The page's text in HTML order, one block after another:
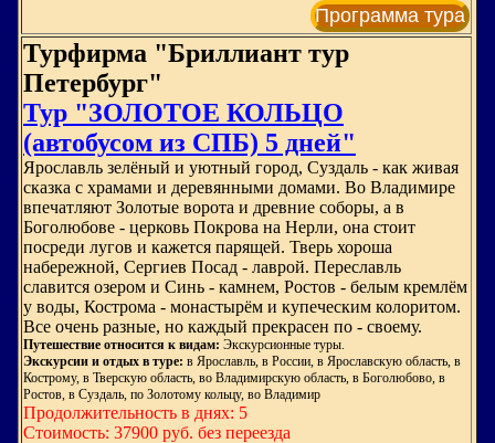
Программа тура
Турфирма "Бриллиант тур
Петербург"
Тур "ЗОЛОТОЕ КОЛЬЦО
(автобусом из СПБ) 5 дней"
Ярославль зелёный и уютный город, Суздаль - как живая
сказка с храмами и деревянными домами. Во Владимире
впечатляют Золотые ворота и древние соборы, а в
Боголюбове - церковь Покрова на Нерли, она стоит
посреди лугов и кажется парящей. Тверь хороша
набережной, Сергиев Посад - лаврой. Переславль
славится озером и Синь - камнем, Ростов - белым кремлём
у воды, Кострома - монастырём и купеческим колоритом.
Все очень разные, но каждый прекрасен по - своему.
Путешествие относится к видам: Экскурсионные туры.
Экскурсии и отдых в туре: в Ярославль, в России, в Ярославскую область, в
Кострому, в Тверскую область, во Владимирскую область, в Боголюбово, в
Ростов, в Суздаль, по Золотому кольцу, во Владимир
Продолжительность в днях: 5
Стоимость: 37900 руб. без переезда